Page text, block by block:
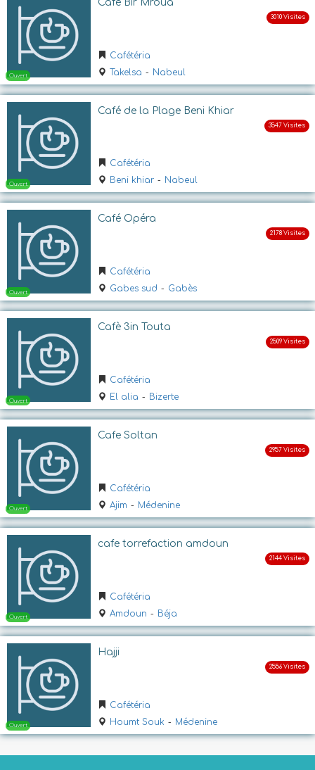
Ouvert
Ouvert
Café Bir Mroua
Cafétéria
Takelsa - Nabeul
Ouvert
Café de la Plage Beni Khiar
Cafétéria
Beni khiar - Nabeul
Ouvert
Café Opéra
Cafétéria
Gabes sud - Gabès
Cafè 3in Touta
Cafétéria
El alia - Bizerte
Cafe Soltan
Cafétéria
Ajim - Médenine
cafe torrefaction amdoun
Cafétéria
Amdoun - Béja
Hajji
Cafétéria
Houmt Souk - Médenine